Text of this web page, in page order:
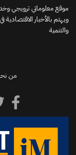
ويهتم بالأخبار
والتنمية
من